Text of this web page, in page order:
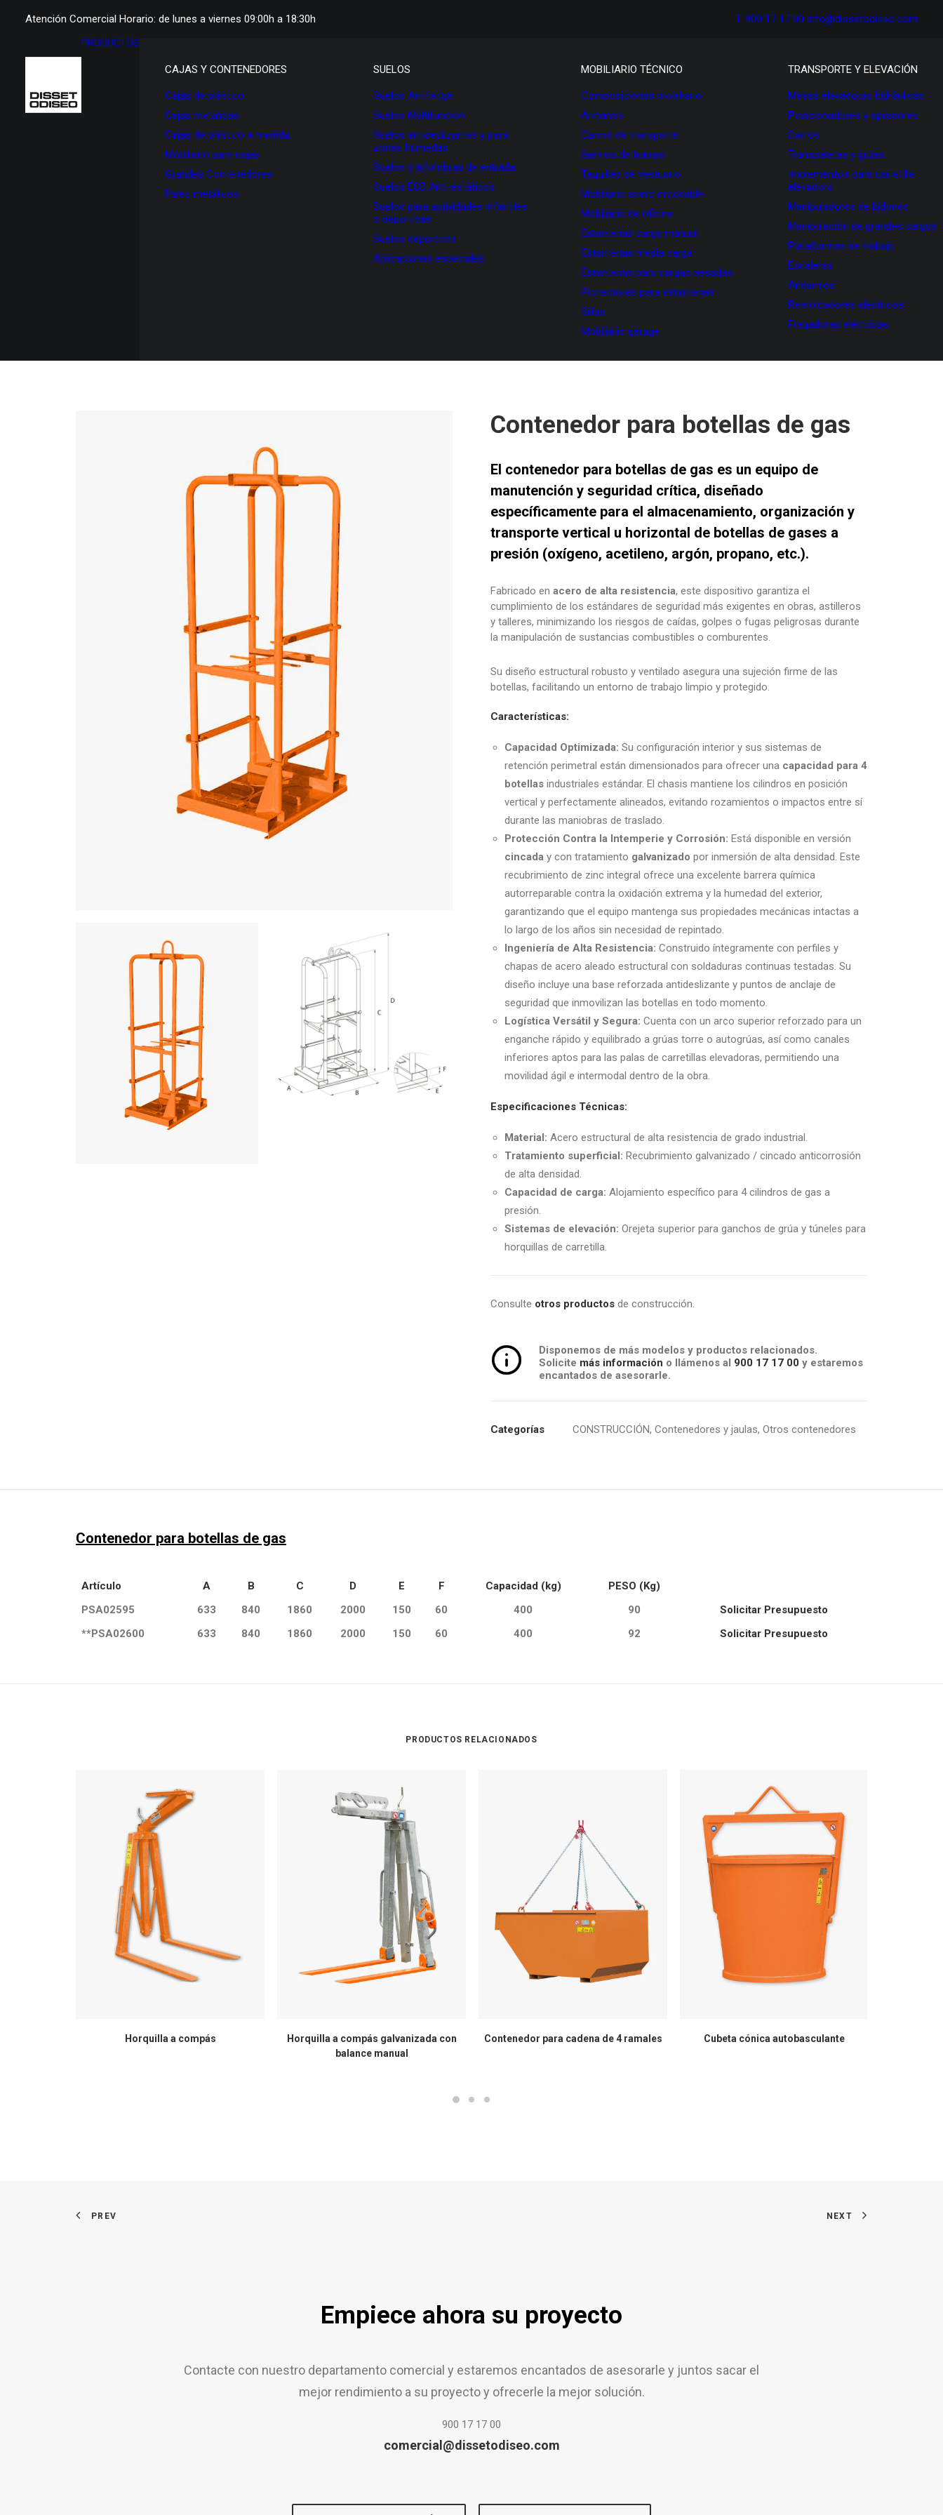
Atención Comercial Horario: de lunes a viernes 09:00h a 18:30h T. 900 17 17 00 info@dissetodiseo.com
PRODUCTOS
CAJAS Y CONTENEDORES
Cajas de plástico
Cajas metálicas
Cajas de plástico a medida
Mobiliario para cajas
Grandes Contenedores
Palés metálicos
SUELOS
Suelos Antifatiga
Suelos Multifunción
Suelos antideslizantes y para
zonas húmedas
Suelos y alfombras de entrada
Suelos ESD Anti-estáticos
Suelos para actividades infantiles
o deportivas
Suelos deportivos
Aplicaciones especiales
MOBILIARIO TÉCNICO
Composiciones mobiliario
Armarios
Carros de transporte
Bancos de trabajo
Taquillas de vestuario
Mobiliario acero inoxidable
Mobiliario de oficina
Estanterías carga manual
Estanterías media carga
Estanterías para cargas pesadas
Protectores para estanterías
Sillas
Mobiliario garage
TRANSPORTE Y ELEVACIÓN
Mesas elevadoras hidráulicas
Posicionadores y apiladores
Carros
Transpaletas y grúas
Implementos para carretilla
elevadora
Manipuladores de bidones
Manipulación de grandes cargas
Plataformas de trabajo
Escaleras
Andamios
Remolcadores eléctricos
Fregadoras eléctricas
Contenedor para botellas de gas
El contenedor para botellas de gas es un equipo de
manutención y seguridad crítica, diseñado
específicamente para el almacenamiento, organización y
transporte vertical u horizontal de botellas de gases a
presión (oxígeno, acetileno, argón, propano, etc.).
Fabricado en acero de alta resistencia, este dispositivo garantiza el
cumplimiento de los estándares de seguridad más exigentes en obras, astilleros
y talleres, minimizando los riesgos de caídas, golpes o fugas peligrosas durante
la manipulación de sustancias combustibles o comburentes.
Su diseño estructural robusto y ventilado asegura una sujeción firme de las
botellas, facilitando un entorno de trabajo limpio y protegido.
Características:
Capacidad Optimizada: Su configuración interior y sus sistemas de
retención perimetral están dimensionados para ofrecer una capacidad para 4
botellas industriales estándar. El chasis mantiene los cilindros en posición
vertical y perfectamente alineados, evitando rozamientos o impactos entre sí
durante las maniobras de traslado.
Protección Contra la Intemperie y Corrosión: Está disponible en versión
cincada y con tratamiento galvanizado por inmersión de alta densidad. Este
recubrimiento de zinc integral ofrece una excelente barrera química
autorreparable contra la oxidación extrema y la humedad del exterior,
garantizando que el equipo mantenga sus propiedades mecánicas intactas a
lo largo de los años sin necesidad de repintado.
Ingeniería de Alta Resistencia: Construido íntegramente con perfiles y
chapas de acero aleado estructural con soldaduras continuas testadas. Su
diseño incluye una base reforzada antideslizante y puntos de anclaje de
seguridad que inmovilizan las botellas en todo momento.
Logística Versátil y Segura: Cuenta con un arco superior reforzado para un
enganche rápido y equilibrado a grúas torre o autogrúas, así como canales
inferiores aptos para las palas de carretillas elevadoras, permitiendo una
movilidad ágil e intermodal dentro de la obra.
Especificaciones Técnicas:
Material: Acero estructural de alta resistencia de grado industrial.
Tratamiento superficial: Recubrimiento galvanizado / cincado anticorrosión
de alta densidad.
Capacidad de carga: Alojamiento específico para 4 cilindros de gas a
presión.
Sistemas de elevación: Orejeta superior para ganchos de grúa y túneles para
horquillas de carretilla.
Consulte otros productos de construcción.
Disponemos de más modelos y productos relacionados.
Solicite más información o llámenos al 900 17 17 00 y estaremos
encantados de asesorarle.
Categorías CONSTRUCCIÓN, Contenedores y jaulas, Otros contenedores
Contenedor para botellas de gas
Artículo A B C D E F Capacidad (kg)
PESO (Kg)
PSA02595
633 840 1860 2000 150 60 400 90
Solicitar Presupuesto
**PSA02600
633 840 1860 2000 150 60 400 92 Solicitar Presupuesto
PRODUCTOS RELACIONADOS
Horquilla a compás
Horquilla a compás galvanizada con
balance manual
Contenedor para cadena de 4 ramales Cubeta cónica autobasculante
PREV NEXT
Empiece ahora su proyecto
Contacte con nuestro departamento comercial y estaremos encantados de asesorarle y juntos sacar el
mejor rendimiento a su proyecto y ofrecerle la mejor solución.
900 17 17 00
comercial@dissetodiseo.com